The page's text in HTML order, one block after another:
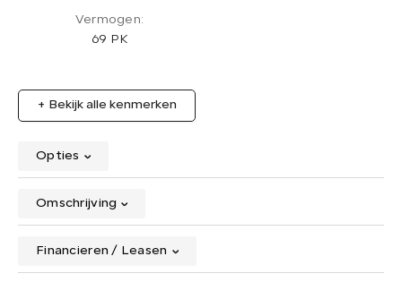
Vermogen:
69 PK
+ Bekijk alle kenmerken
Opties
Omschrijving
Financieren / Leasen